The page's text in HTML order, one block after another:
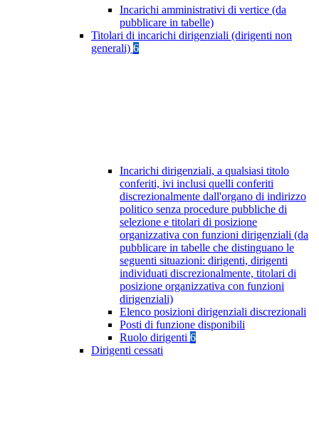
Incarichi amministrativi di vertice (da
pubblicare in tabelle)
Titolari di incarichi dirigenziali (dirigenti non
generali) 6
Incarichi dirigenziali, a qualsiasi titolo
conferiti, ivi inclusi quelli conferiti
discrezionalmente dall'organo di indirizzo
politico senza procedure pubbliche di
selezione e titolari di posizione
organizzativa con funzioni dirigenziali (da
pubblicare in tabelle che distinguano le
seguenti situazioni: dirigenti, dirigenti
individuati discrezionalmente, titolari di
posizione organizzativa con funzioni
dirigenziali)
Elenco posizioni dirigenziali discrezionali
Posti di funzione disponibili
Ruolo dirigenti 6
Dirigenti cessati